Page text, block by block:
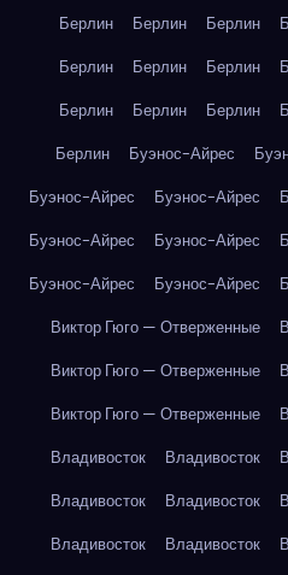
Берлин Берлин Берлин
Берлин
Берлин Берлин
Берлин
Берлин Берлин
Берлин
Буэнос-Айрес
Буэнос-Айрес
Буэнос-Айрес
Буэнос-Айрес
Буэнос-Айрес
Буэнос-Айрес
Буэнос-Айрес
Виктор Гюго — Отверженные
Виктор Гюго — Отверженные
Виктор Гюго — Отверженные
Владивосток
Владивосток
Владивосток
Владивосток
Владивосток
Владивосток